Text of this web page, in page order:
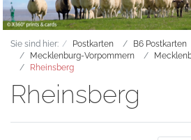
Sie sind hier: Postkarten B6 Postkarten
Mecklenburg-Vorpommern
Rheinsberg
Rheinsberg